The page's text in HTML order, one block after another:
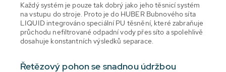
Každý systém je pouze tak dobrý jako jeho těsnicí systém
na vstupu do stroje. Proto je do HUBER Bubnového síta
LIQUID integrováno speciální PU těsnění, které zabraňuje
průchodu nefiltrované odpadní vody přes síto a spolehlivě
dosahuje konstantních výsledků separace.
Řetězový pohon se snadnou údržbou